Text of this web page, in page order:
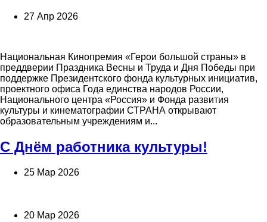
27 Апр 2026
Национальная Кинопремия «Герои большой страны» в
преддверии Праздника Весны и Труда и Дня Победы при
поддержке Президентского фонда культурных инициатив,
проектного офиса Года единства народов России,
Национального центра «Россия» и Фонда развития
культуры и кинематографии СТРАНА открывают
образовательным учреждениям и...
С Днём работника культуры!
25 Мар 2026
20 Мар 2026